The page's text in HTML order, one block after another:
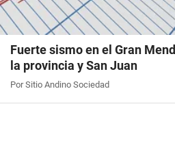
Fuerte sismo en el Gran
la provincia y San Juan
Por Sitio Andino Sociedad